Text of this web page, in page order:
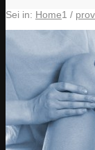
Sei in: Home1 /